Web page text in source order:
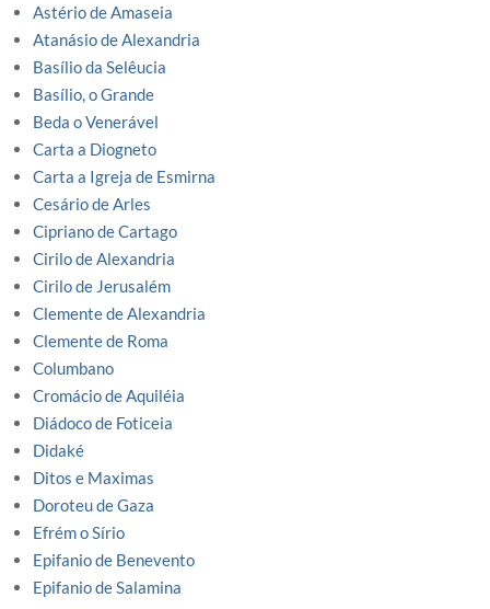
Astério de Amaseia
Atanásio de Alexandria
Basílio da Selêucia
Basílio, o Grande
Beda o Venerável
Carta a Diogneto
Carta a Igreja de Esmirna
Cesário de Arles
Cipriano de Cartago
Cirilo de Alexandria
Cirilo de Jerusalém
Clemente de Alexandria
Clemente de Roma
Columbano
Cromácio de Aquiléia
Diádoco de Foticeia
Didaké
Ditos e Maximas
Doroteu de Gaza
Efrém o Sírio
Epifanio de Benevento
Epifanio de Salamina